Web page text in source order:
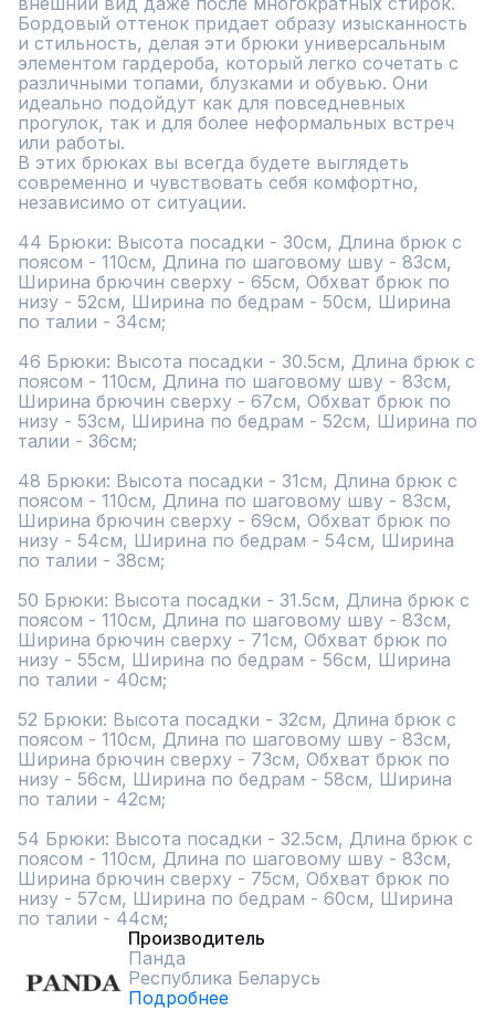
Бордовый оттенок придает образу изысканность
и стильность, делая эти брюки универсальным
элементом гардероба, который легко сочетать с
различными топами, блузками и обувью. Они
идеально подойдут как для повседневных
прогулок, так и для более неформальных встреч
или работы.
В этих брюках вы всегда будете выглядеть
современно и чувствовать себя комфортно,
независимо от ситуации.
44 Брюки: Высота посадки - 30см, Длина брюк с
поясом - 110см, Длина по шаговому шву - 83см,
Ширина брючин сверху - 65см, Обхват брюк по
низу - 52см, Ширина по бедрам - 50см, Ширина
по талии - 34см;
46 Брюки: Высота посадки - 30.5см, Длина брюк с
поясом - 110см, Длина по шаговому шву - 83см,
Ширина брючин сверху - 67см, Обхват брюк по
низу - 53см, Ширина по бедрам - 52см, Ширина по
талии - 36см;
48 Брюки: Высота посадки - 31см, Длина брюк с
поясом - 110см, Длина по шаговому шву - 83см,
Ширина брючин сверху - 69см, Обхват брюк по
низу - 54см, Ширина по бедрам - 54см, Ширина
по талии - 38см;
50 Брюки: Высота посадки - 31.5см, Длина брюк с
поясом - 110см, Длина по шаговому шву - 83см,
Ширина брючин сверху - 71см, Обхват брюк по
низу - 55см, Ширина по бедрам - 56см, Ширина
по талии - 40см;
52 Брюки: Высота посадки - 32см, Длина брюк с
поясом - 110см, Длина по шаговому шву - 83см,
Ширина брючин сверху - 73см, Обхват брюк по
низу - 56см, Ширина по бедрам - 58см, Ширина
по талии - 42см;
54 Брюки: Высота посадки - 32.5см, Длина брюк с
поясом - 110см, Длина по шаговому шву - 83см,
Ширина брючин сверху - 75см, Обхват брюк по
низу - 57см, Ширина по бедрам - 60см, Ширина
по талии - 44см;
Производитель
Панда
Республика Беларусь
Подробнее